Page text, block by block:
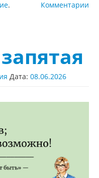
Комментарии
.
Дата: 08.06.2026